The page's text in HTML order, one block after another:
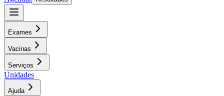
Exames
Vacinas
Serviços
Unidades
Ajuda